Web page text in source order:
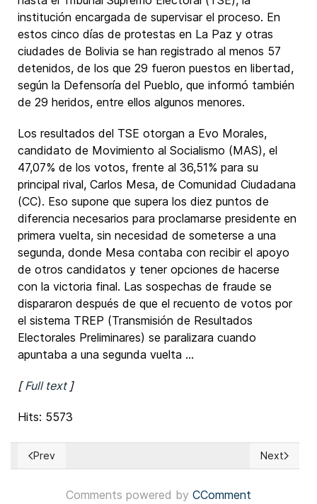
institución encargada de supervisar el proceso. En
estos cinco días de protestas en La Paz y otras
ciudades de Bolivia se han registrado al menos 57
detenidos, de los que 29 fueron puestos en libertad,
según la Defensoría del Pueblo, que informó también
de 29 heridos, entre ellos algunos menores.
Los resultados del TSE otorgan a Evo Morales,
candidato de Movimiento al Socialismo (MAS), el
47,07% de los votos, frente al 36,51% para su
principal rival, Carlos Mesa, de Comunidad Ciudadana
(CC). Eso supone que supera los diez puntos de
diferencia necesarios para proclamarse presidente en
primera vuelta, sin necesidad de someterse a una
segunda, donde Mesa contaba con recibir el apoyo
de otros candidatos y tener opciones de hacerse
con la victoria final. Las sospechas de fraude se
dispararon después de que el recuento de votos por
el sistema TREP (Transmisión de Resultados
Electorales Preliminares) se paralizara cuando
apuntaba a una segunda vuelta ...
[Full text]
Hits: 5573
Previous article: For the US political system to work,
Prev Next
Next
Comments powered by CComment